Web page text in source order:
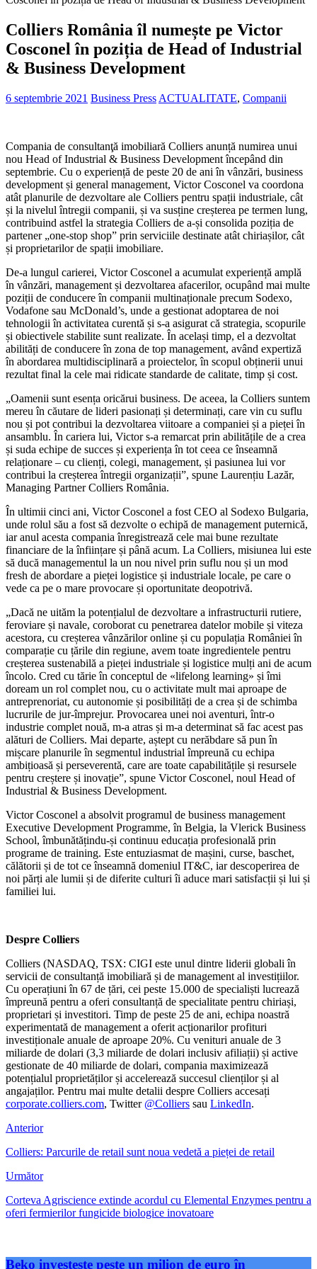
Colliers România îl numește pe Victor
Cosconel în poziția de Head of Industrial
& Business Development
6 septembrie 2021 Business Press ACTUALITATE, Companii
Compania de consultanţă imobiliară Colliers anunță numirea unui
nou Head of Industrial & Business Development începând din
septembrie. Cu o experiență de peste 20 de ani în vânzări, business
development și general management, Victor Cosconel va coordona
atât planurile de dezvoltare ale Colliers pentru spații industriale, cât
și la nivelul întregii companii, și va susține creșterea pe termen lung,
contribuind astfel la strategia Colliers de a-și consolida poziția de
partener „one-stop shop” prin serviciile destinate atât chiriașilor, cât
și proprietarilor de spații imobiliare.
De-a lungul carierei, Victor Cosconel a acumulat experiență amplă
în vânzări, management și dezvoltarea afacerilor, ocupând mai multe
poziții de conducere în companii multinaționale precum Sodexo,
Vodafone sau McDonald’s, unde a gestionat adoptarea de noi
tehnologii în activitatea curentă și s-a asigurat că strategia, scopurile
și obiectivele stabilite sunt realizate. În același timp, el a dezvoltat
abilități de conducere în zona de top management, având expertiză
în abordarea multidisciplinară a proiectelor, în scopul obținerii unui
rezultat final la cele mai ridicate standarde de calitate, timp și cost.
„Oamenii sunt esența oricărui business. De aceea, la Colliers suntem
mereu în căutare de lideri pasionați și determinați, care vin cu suflu
nou și pot contribui la dezvoltarea viitoare a companiei și a pieței în
ansamblu. În cariera lui, Victor s-a remarcat prin abilitățile de a crea
și suda echipe de succes și experiența în tot ceea ce înseamnă
relaționare – cu clienți, colegi, management, și pasiunea lui vor
contribui la creșterea întregii organizații”, spune Laurențiu Lazăr,
Managing Partner Colliers România.
În ultimii cinci ani, Victor Cosconel a fost CEO al Sodexo Bulgaria,
unde rolul său a fost să dezvolte o echipă de management puternică,
iar anul acesta compania înregistrează cele mai bune rezultate
financiare de la înființare și până acum. La Colliers, misiunea lui este
să ducă managementul la un nou nivel prin suflu nou și un mod
fresh de abordare a pieței logistice și industriale locale, pe care o
vede ca pe o mare provocare și oportunitate deopotrivă.
„Dacă ne uităm la potențialul de dezvoltare a infrastructurii rutiere,
feroviare și navale, coroborat cu penetrarea datelor mobile și viteza
acestora, cu creșterea vânzărilor online și cu populația României în
comparație cu țările din regiune, avem toate ingredientele pentru
creșterea sustenabilă a pieței industriale și logistice mulți ani de acum
încolo. Cred cu tărie în conceptul de «lifelong learning» și îmi
doream un rol complet nou, cu o activitate mult mai aproape de
antreprenoriat, cu autonomie și posibilități de a crea și de schimba
lucrurile de jur-împrejur. Provocarea unei noi aventuri, într-o
industrie complet nouă, m-a atras și m-a determinat să fac acest pas
alături de Colliers. Mai departe, aștept cu nerăbdare să pun în
mișcare planurile în segmentul industrial împreună cu echipa
ambițioasă și perseverentă, care are toate capabilitățile și resursele
pentru creștere și inovație”, spune Victor Cosconel, noul Head of
Industrial & Business Development.
Victor Cosconel a absolvit programul de business management
Executive Development Programme, în Belgia, la Vlerick Business
School, îmbunătățindu-și continuu educația profesională prin
programe de training. Este entuziasmat de mașini, curse, baschet,
călătorii și de tot ce înseamnă domeniul IT&C, iar descoperirea de
noi părți ale lumii și de diferite culturi îi aduce mari satisfacții și lui și
familiei lui.
Despre Colliers
Colliers (NASDAQ, TSX: CIGI este unul dintre liderii globali în
servicii de consultanță imobiliară și de management al investițiilor.
Cu operațiuni în 67 de țări, cei peste 15.000 de specialiști lucrează
împreună pentru a oferi consultanță de specialitate pentru chiriași,
proprietari și investitori. Timp de peste 25 de ani, echipa noastră
experimentată de management a oferit acționarilor profituri
investiționale anuale de aproape 20%. Cu venituri anuale de 3
miliarde de dolari (3,3 miliarde de dolari inclusiv afiliații) și active
gestionate de 40 miliarde de dolari, compania maximizează
potențialul proprietăților și accelerează succesul clienților și al
angajaților. Pentru mai multe detalii despre Colliers accesați
corporate.colliers.com, Twitter @Colliers sau LinkedIn.
Anterior
Colliers: Parcurile de retail sunt noua vedetă a pieței de retail
Următor
Corteva Agriscience extinde acordul cu Elemental Enzymes pentru a
oferi fermierilor fungicide biologice inovatoare
Beko investește peste un milion de euro în